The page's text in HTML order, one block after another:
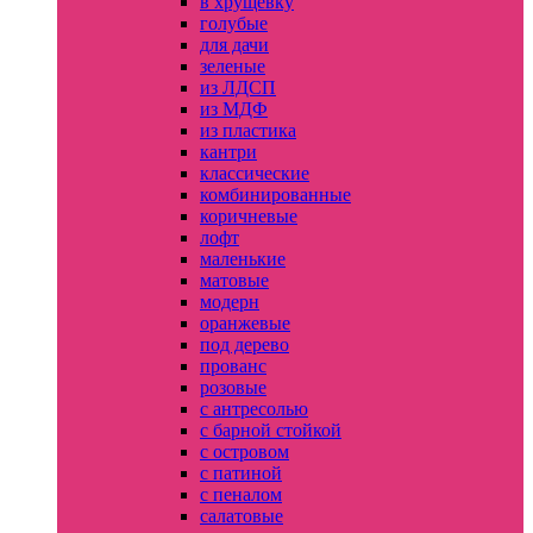
голубые
для дачи
зеленые
из ЛДСП
из МДФ
из пластика
кантри
классические
комбинированные
коричневые
лофт
маленькие
матовые
модерн
оранжевые
под дерево
прованс
розовые
с антресолью
с барной стойкой
с островом
с патиной
с пеналом
салатовые